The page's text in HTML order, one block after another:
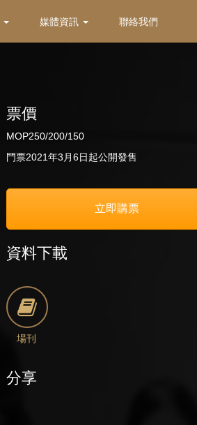
票價
MOP250/200/150
門票2021年3月6日起公開發售
立即購票
資料下載
場刊
分享
媒體資訊 聯絡我們